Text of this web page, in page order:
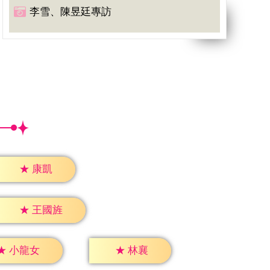
李雪、陳昱廷專訪
★ 康凱
★ 王國旌
小龍女 ★ 林襄